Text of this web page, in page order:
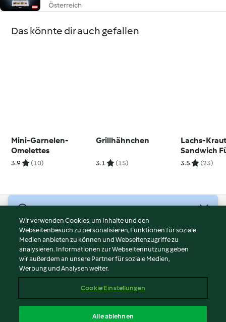
Österreich
Das könnte dir auch gefallen
Mini-Garnelen-
Omelettes
3.9 (10)
Grillhähnchen
3.1 (15)
Lachs-
Sandwich
3.5 (23)
Nutzungsbedingungen
Datenschutzrichtlinien
Disclaimer
Impressum
Inhalt melden
Wir verwenden Cookies, um Inhalte und den
Webseitenbesuch zu personalisieren, Funktionen für soziale
Medien anbieten zu können und Webseitenzugriffe zu
analysieren. Informationen zur Webseitennutzung geben
wir außerdem an unsere Partner für soziale Medien,
Werbung und Analysen weiter.
Cookie Einstellungen
Alle ablehnen